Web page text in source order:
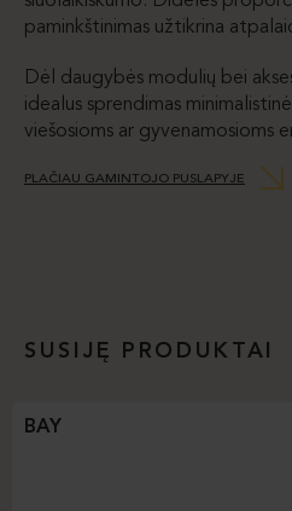
paminkštinimas užtikrina
Dėl daugybės modulių bei
idealus sprendimas
viešosioms ar gyvenamosioms
PLAČIAU GAMINTOJO PUSLAPYJE
SUSIJĘ PRODUKTAI
BAY